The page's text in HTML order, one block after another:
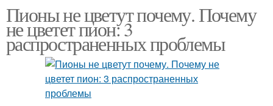
Пионы не цветут почему. Почему
не цветет пион: 3
распространенных проблемы